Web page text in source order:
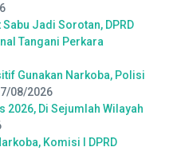
Jadi Sorotan, DPRD
Tangani Perkara
Gunakan Narkoba, Polisi
08/2026
2026, Di Sejumlah Wilayah
Komisi I DPRD